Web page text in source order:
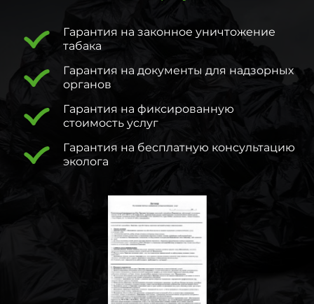
Гарантия на законное уничтожение
табака
Гарантия на документы для надзорных
органов
Гарантия на фиксированную
стоимость услуг
Гарантия на бесплатную консультацию
эколога